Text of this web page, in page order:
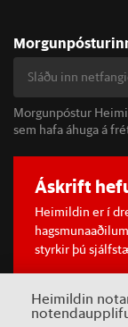
Morgunpóstur
sem hafa áhuga á
Áskrift
Heimildin er í
styrkir þú
Heimildin